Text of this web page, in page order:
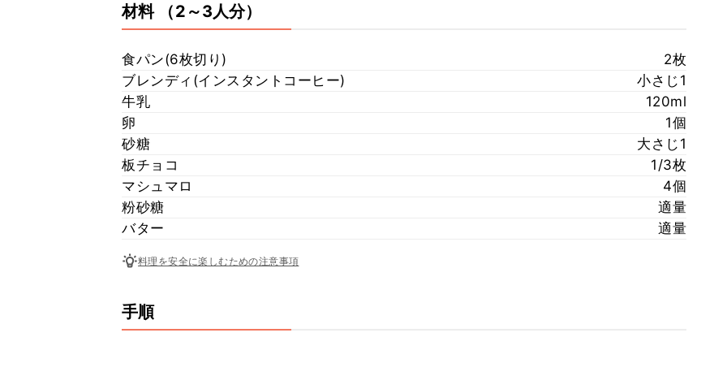
材料 （2～3人分）
食パン(6枚切り)
2枚
ブレンディ(インスタントコーヒー)
小さじ1
牛乳
120ml
卵
1個
砂糖
大さじ1
板チョコ
1/3枚
マシュマロ
4個
粉砂糖
適量
バター
適量
料理を安全に楽しむための注意事項
手順